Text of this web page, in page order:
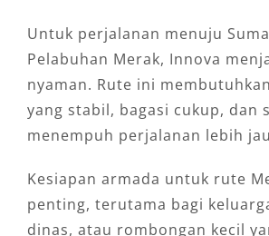
Untuk perjalanan menuju
Pelabuhan Merak, Innova
nyaman. Rute ini
yang stabil, bagasi cukup, dan
menempuh perjalanan lebih
Kesiapan armada untuk rute
penting, terutama bagi
dinas, atau rombongan kecil